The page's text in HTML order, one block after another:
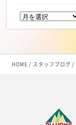
HOME スタッフブログ